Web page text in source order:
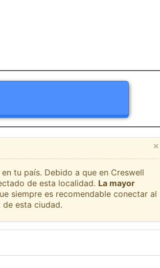
×
tu país. Debido a que en Creswell
de esta localidad. La mayor
siempre es recomendable conectar al
esta ciudad.